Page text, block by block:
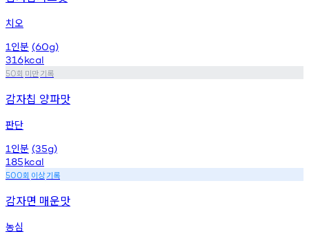
치오
1 인분 (60g)
316kcal
50회 미만기록
감자칩 양파맛
판단
1 인분 (35g)
185kcal
500회 이상기록
감자면 매운맛
농심